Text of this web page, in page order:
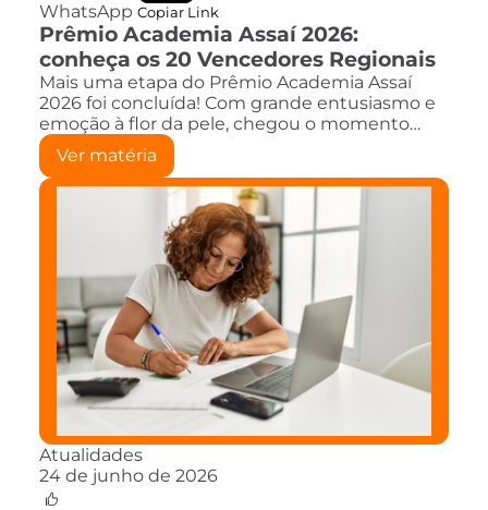
WhatsApp Copiar Link
Prêmio Academia Assaí 2026:
conheça os 20 Vencedores Regionais
Mais uma etapa do Prêmio Academia Assaí
2026 foi concluída! Com grande entusiasmo e
emoção à flor da pele, chegou o momento…
Ver matéria
Atualidades
24 de junho de 2026